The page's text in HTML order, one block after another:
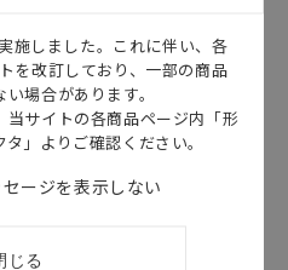
施しました。これに伴い、各
を改訂しており、一部の商品
場合があります。
サイトの各商品ページ内「形
」よりご確認ください。
ージを表示しない
じる